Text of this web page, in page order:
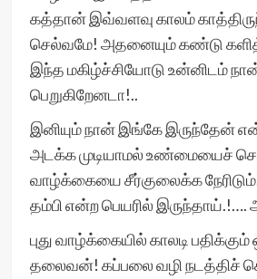
கத்தான் இவ்வளவு காலம்
செல்வமே! அதனையும் கண்டு
இந்த மகிழ்ச்சியோடு உன்னிடம்
பெறுகிறேனடா!..
இனியும் நான் இங்கே இருந்தேன்
அடக்க முடியாமல் உண்மையைச்
வாழ்க்கையை சீர்குலைக்க
தம்பி என்ற பெயரில்
புது வாழ்க்கையில் காலடி பதிக்கும்
தலைவன்! கப்பலை வழி நடத்திச்